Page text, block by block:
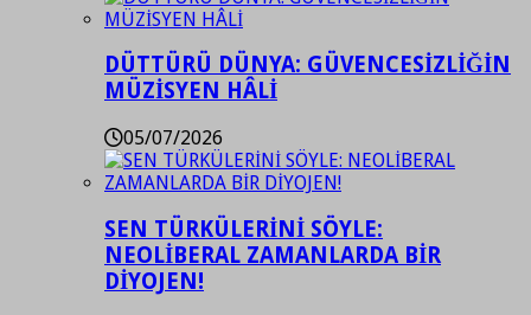
DÜTTÜRÜ DÜNYA: GÜVENCESİZLİĞİN
MÜZİSYEN HÂLİ
05/07/2026
SEN TÜRKÜLERİNİ SÖYLE:
NEOLİBERAL ZAMANLARDA BİR
DİYOJEN!